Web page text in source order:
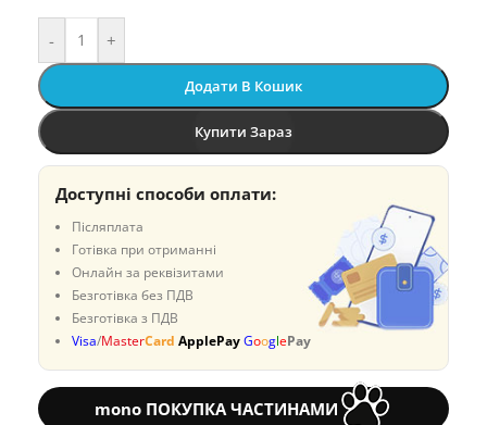
- +
Додати В Кошик
Купити Зараз
Доступні способи оплати:
Післяплата
Готівка при отриманні
Онлайн за реквізитами
Безготівка без ПДВ
Безготівка з ПДВ
Visa/MasterCard ApplePayGooglePay
mono ПОКУПКА ЧАСТИНАМИ